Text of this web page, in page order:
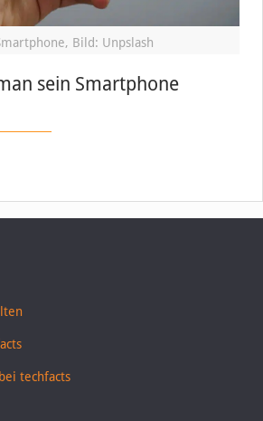
Bild: Unpslash
sein Smartphone
techfacts